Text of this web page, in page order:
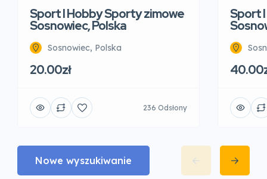
Sport I Hobby Sporty zimowe
Sosnowiec, Polska
Sosnowiec, Polska
20.00zł
236 Odsłony
Sport
Nowe wyszukiwanie